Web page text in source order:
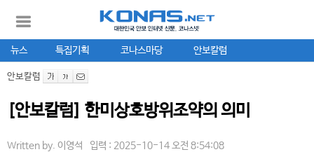
뉴스 특집기획 코나스마당 안보칼럼
안보칼럼
[안보칼럼] 한미상호방위조약의 의미
Written by. 이영석 입력 : 2025-10-14 오전 8:54:08